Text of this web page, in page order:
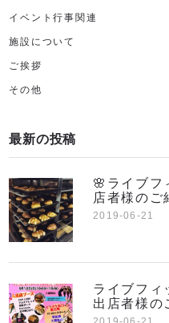
イベント行事関連
施設について
ご挨拶
その他
最新の投稿
🌸ライブフ
店者様のご
2019-06-21
ライブフィ
出店者様の